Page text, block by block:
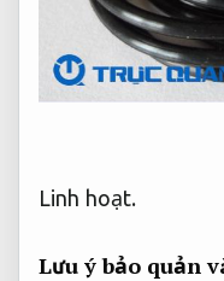
Linh hoạt.
Lưu ý bảo quản